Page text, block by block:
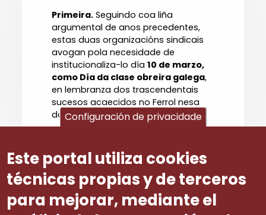
Primeira. Seguindo coa liña
argumental de anos precedentes,
estas duas organizacións sindicais
avogan pola necesidade de
institucionaliza-lo día10 de marzo,
como Día da clase obreira galega,
en lembranza dos trascendentais
sucesos acaecidos no Ferrol nesa
data do ano 1972.
da denominación da festa do 25 de
xullo, tal como figura no proxecto de
Decreto, de Santiago Apóstolo. Día
Nacional de Galicia pola deDía da
Patria Galega.
Configuración de privacidade
Este portal utiliza cookies
técnicas propias y de terceros
para mejorar, mediante el